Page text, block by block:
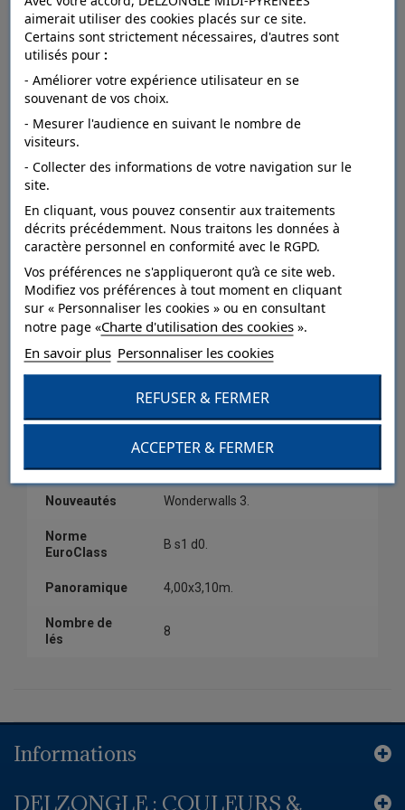
FICHE TECHNIQUE
Dépose arrachable à sec.
Raccord droit.
Entretien
Résistance à
la lumière
bonne.
Pose Collage sur le mur.
Style Nature,Paysage.
Catégorie Dessin,Grand motif.
Papier sur intissé.
Collection Wonderwalls 3.
Nouveautés Wonderwalls 3.
Norme
EuroClass
B s1 d0.
Panoramique 4,00x3,10m.
Nombre de
lés
8
Informations
DELZONGLE : COULEURS &
aimerait utiliser des cookies placés sur ce site.
Certains sont strictement nécessaires, d'autres sont
utilisés pour :
- Améliorer votre expérience utilisateur en se
souvenant de vos choix.
- Mesurer l'audience en suivant le nombre de
visiteurs.
- Collecter des informations de votre navigation sur le
site.
En cliquant, vous pouvez consentir aux traitements
décrits précédemment. Nous traitons les données à
caractère personnel en conformité avec le RGPD.
Vos préférences ne s'appliqueront qu’à ce site web.
Modifiez vos préférences à tout moment en cliquant
sur « Personnaliser les cookies » ou en consultant
notre page «Charte d'utilisation des cookies».
En savoir plus Personnaliser les cookies
REFUSER & FERMER
ACCEPTER & FERMER